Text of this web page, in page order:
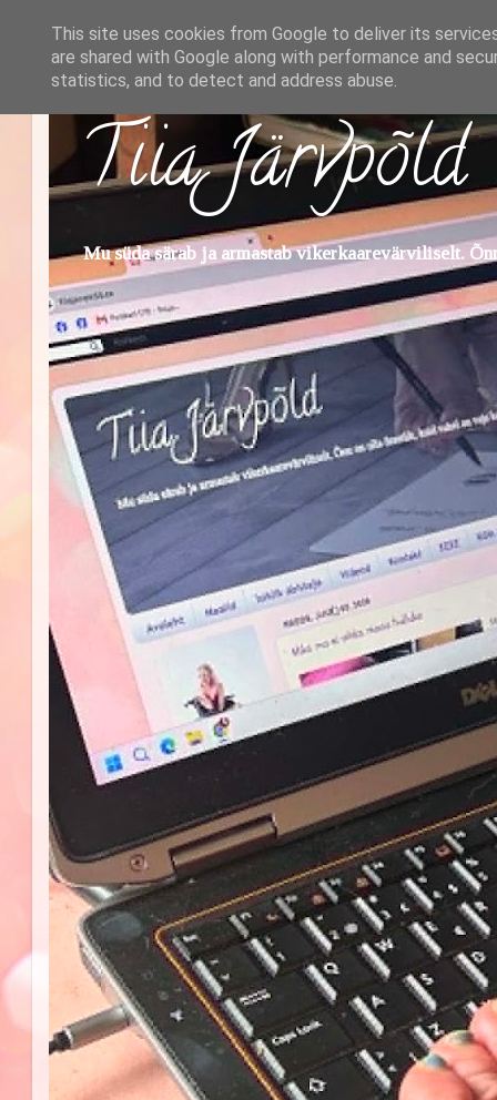
Tiia Järvpõld
Mu süda särab ja armastab vikerkaarevärviliselt.
This site uses cookies from Google to deliver its
are shared with Google along with performance and
statistics, and to detect and address abuse.